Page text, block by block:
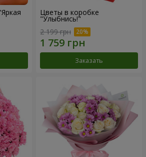
Цветы в коробке
"Улыбнись!"
2 199 грн
Заказать